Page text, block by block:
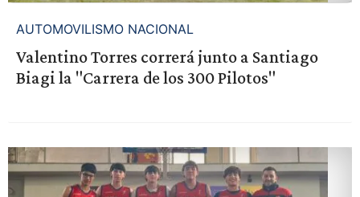
AUTOMOVILISMO NACIONAL
Valentino Torres correrá junto a Santiago
Biagi la "Carrera de los 300 Pilotos"